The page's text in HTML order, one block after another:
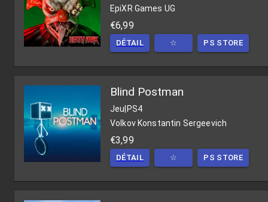
EpiXR Games UG
€6,99
DÉTAIL ☆ PS STORE
Blind Postman
Jeu|PS4
Volkov Konstantin Sergeevich
€3,99
DÉTAIL ☆ PS STORE